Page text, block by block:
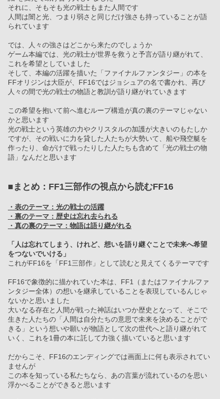
それに、そもそも光の戦士もまた人間です
人間は闇と光、つまり弱さと同じだけ強さも持っていることが語
られています
では、人々の強さはどこから来たのでしょうか
ゲーム本編では、光の戦士が世界を救うと予言が語り継がれて、
これを希望としていました
そして、本編の活躍を描いた「ファイナルファンタジー」の本を
FFオリジンは大臣が、FF16ではジョシュアの名で書かれ、再び
人々の間で光の戦士の物語と教訓が語り継がれていきます
この希望を抱いて前へ進むループ構造が真の裏のテーマじゃない
かと思います
光の戦士という英雄の力やクリスタルの加護が大きいのもたしか
ですが、その戦いに力を貸した人たちが大勢いて、船や飛空艇を
作ったり、命がけで戦ったりした人たちも含めて「光の戦士の物
語」なんだと思います
■まとめ：FF1三部作の視点から読むFF16
・表のテーマ：光の戦士の活躍
・裏のテーマ：歴史は忘れ去られる
・真の裏のテーマ：物語は語り継がれる
「人は忘れてしまう、けれど、想いを語り継ぐことで未来へ希望
をつないでいける」
これがFF16を「FF1三部作」として読むと見えてくるテーマです
FF16で象徴的に描かれていた本は、FF1（またはファイナルファ
ンタジー全体）の想いを継承していることを表現しているんじゃ
ないかと思いました
大いなる存在と人間が戦った神話はいつか歴史となって、そこで
生きた人たちの「人間は自分たちの意思で未来を決めることがで
きる」という想いや願いが物語として次の世代へと語り継がれて
いく、これを1冊の本に託して力強く描いていると思います
だからこそ、FF16のエンディングでは画面上に何も表示されてい
ませんが
この本を知っている私たちなら、あの言葉が流れているのを思い
浮かべることができると思います